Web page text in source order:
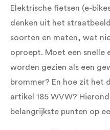
Elektrische fietsen (e-
denken uit het
soorten en maten, wat
oproept. Moet een snelle
worden gezien als een
brommer? En hoe zit het
artikel 185 WVW?
belangrijkste punten op